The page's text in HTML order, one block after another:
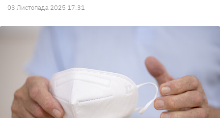
03 Листопада 2025 17:31